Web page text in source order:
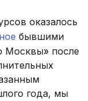
оказалось
бывшими
Москвы» после
года, мы